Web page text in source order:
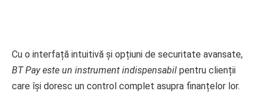
Cu o interfață intuitivă și opțiuni de securitate avansate,
BT Pay este un instrument indispensabil pentru clienții
care își doresc un control complet asupra finanțelor lor.